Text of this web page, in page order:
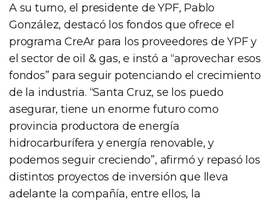
A su turno, el presidente de YPF, Pablo
González, destacó los fondos que ofrece el
programa CreAr para los proveedores de YPF y
el sector de oil & gas, e instó a “aprovechar esos
fondos” para seguir potenciando el crecimiento
de la industria. “Santa Cruz, se los puedo
asegurar, tiene un enorme futuro como
provincia productora de energía
hidrocarburífera y energía renovable, y
podemos seguir creciendo”, afirmó y repasó los
distintos proyectos de inversión que lleva
adelante la compañía, entre ellos, la